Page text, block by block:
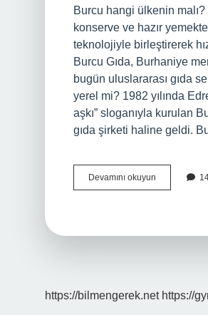
Burcu hangi ülkenin
konserve ve hazır
teknolojiyle birleştirerek
Burcu Gıda, Burhaniye
bugün uluslararası gıda
yerel mi? 1982 yılında
aşkı” sloganıyla kurulan
gıda şirketi haline geldi.
Devamını okuyun
Ne
https://bilmengerek.net https://